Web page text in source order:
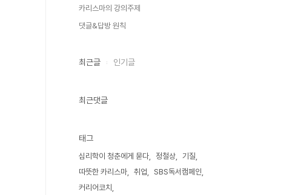
카리스마의 강의주제
댓글&답방 원칙
최근글 인기글
최근댓글
태그
심리학이 청춘에게 묻다 정철상
기질
따뜻한 카리스마
취업
SBS독서캠페인
커리어코치